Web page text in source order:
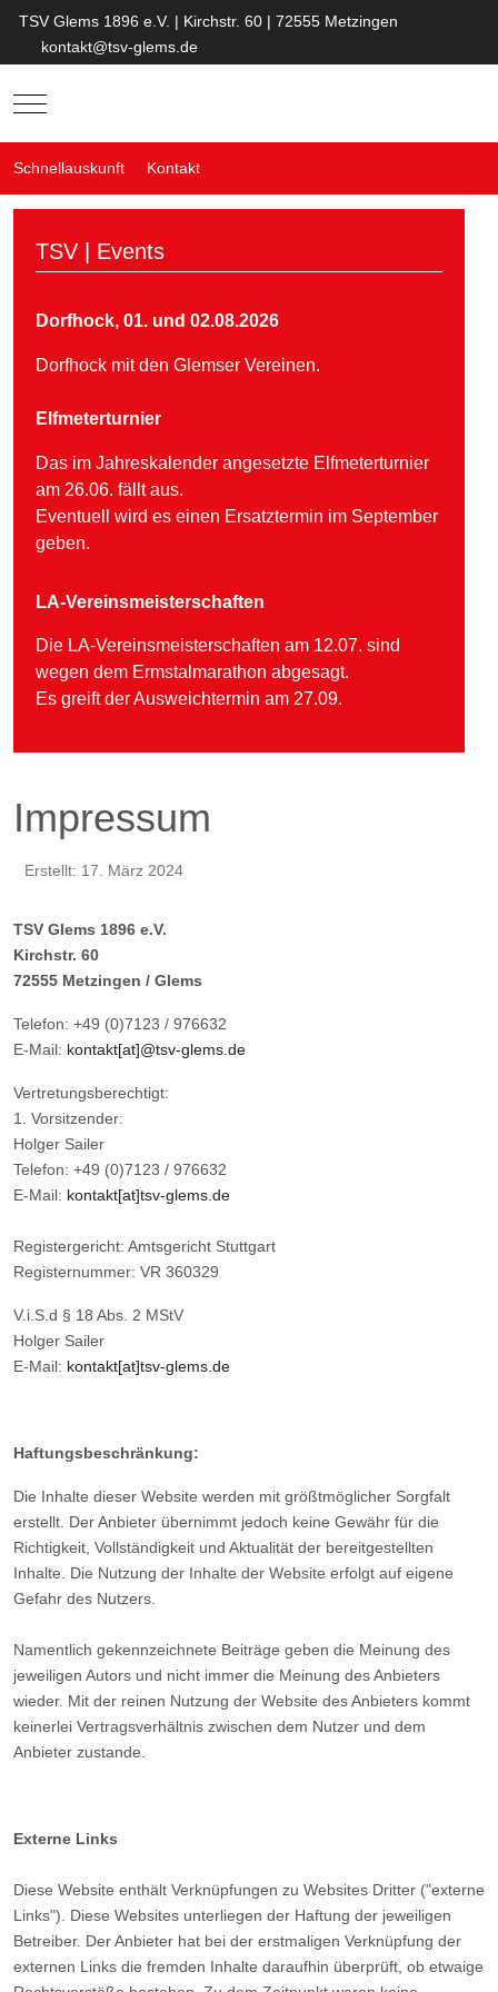
TSV Glems 1896 e.V. | Kirchstr. 60 | 72555 Metzingen
kontakt@tsv-glems.de
Mobile Menu Toggle
Schnellauskunft Kontakt
TSV | Events
Dorfhock, 01. und 02.08.2026
Dorfhock mit den Glemser Vereinen.
Elfmeterturnier
Das im Jahreskalender angesetzte Elfmeterturnier
am 26.06. fällt aus.
Eventuell wird es einen Ersatztermin im September
geben.
LA-Vereinsmeisterschaften
Die LA-Vereinsmeisterschaften am 12.07. sind
wegen dem Ermstalmarathon abgesagt.
Es greift der Ausweichtermin am 27.09.
Impressum
Erstellt: 17. März 2024
TSV Glems 1896 e.V.
Kirchstr. 60
72555 Metzingen / Glems
Telefon: +49 (0)7123 / 976632
E-Mail: kontakt[at]@tsv-glems.de
Vertretungsberechtigt:
1. Vorsitzender:
Holger Sailer
Telefon: +49 (0)7123 / 976632
E-Mail: kontakt[at]tsv-glems.de
Registergericht: Amtsgericht Stuttgart
Registernummer: VR 360329
V.i.S.d § 18 Abs. 2 MStV
Holger Sailer
E-Mail: kontakt[at]tsv-glems.de
Haftungsbeschränkung:
Die Inhalte dieser Website werden mit größtmöglicher Sorgfalt
erstellt. Der Anbieter übernimmt jedoch keine Gewähr für die
Richtigkeit, Vollständigkeit und Aktualität der bereitgestellten
Inhalte. Die Nutzung der Inhalte der Website erfolgt auf eigene
Gefahr des Nutzers.
Namentlich gekennzeichnete Beiträge geben die Meinung des
jeweiligen Autors und nicht immer die Meinung des Anbieters
wieder. Mit der reinen Nutzung der Website des Anbieters kommt
keinerlei Vertragsverhältnis zwischen dem Nutzer und dem
Anbieter zustande.
Externe Links
Diese Website enthält Verknüpfungen zu Websites Dritter ("externe
Links"). Diese Websites unterliegen der Haftung der jeweiligen
Betreiber. Der Anbieter hat bei der erstmaligen Verknüpfung der
externen Links die fremden Inhalte daraufhin überprüft, ob etwaige